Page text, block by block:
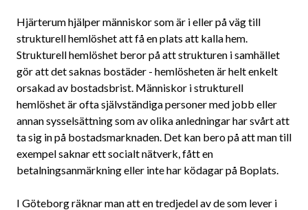
Hjärterum hjälper människor som är i eller på väg till
strukturell hemlöshet att få en plats att kalla hem.
Strukturell hemlöshet beror på att strukturen i samhället
gör att det saknas bostäder - hemlösheten är helt enkelt
orsakad av bostadsbrist. Människor i strukturell
hemlöshet är ofta självständiga personer med jobb eller
annan sysselsättning som av olika anledningar har svårt att
ta sig in på bostadsmarknaden. Det kan bero på att man till
exempel saknar ett socialt nätverk, fått en
betalningsanmärkning eller inte har ködagar på Boplats.
I Göteborg räknar man att en tredjedel av de som lever i